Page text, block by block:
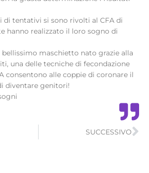
di tentativi si sono rivolti al CFA di
hanno realizzato il loro sogno di
maschietto nato grazie alla
una delle tecniche di fecondazione
consentono alle coppie di coronare il
diventare genitori!
SUCCESSIVO